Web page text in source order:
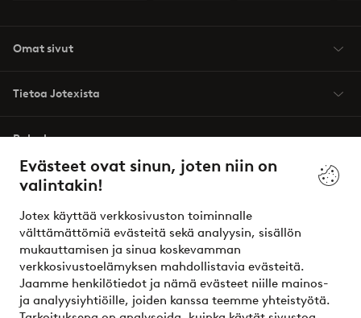
Evästeet ovat sinun, joten niin on
valintakin!
Jotex käyttää verkkosivuston toiminnalle
välttämättömiä evästeitä sekä analyysin, sisällön
mukauttamisen ja sinua koskevamman
verkkosivustoelämyksen mahdollistavia evästeitä.
Jaamme henkilötiedot ja nämä evästeet niille mainos-
ja analyysiyhtiöille, joiden kanssa teemme yhteistyötä.
Omat sivut
Tietoa Jotexista
Palvelumme
Ehdot
Ystävät
Turvalliset maksut – maksa nyt tai erissä